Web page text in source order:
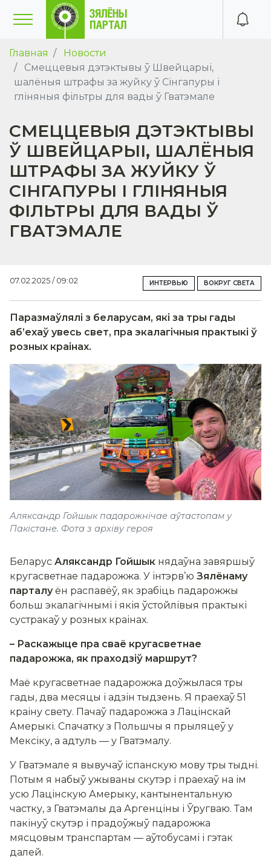
Главная
Новости
Смеццевыя дэтэктывы ў Швейцарыі,
шалёныя штрафы за жуйку ў Сінгапуры і
гліняныя фільтры для вады ў Гватэмале
СМЕЦЦЕВЫЯ ДЭТЭКТЫВЫ
Ў ШВЕЙЦАРЫІ, ШАЛЁНЫЯ
ШТРАФЫ ЗА ЖУЙКУ Ў
СІНГАПУРЫ І ГЛІНЯНЫЯ
ФІЛЬТРЫ ДЛЯ ВАДЫ Ў
ГВАТЭМАЛЕ
07.02.2025 / 09:02 ИНТЕРВЬЮ ВОКРУГ СВЕТА
Паразмаўлялі з беларусам, які за тры гады
аб’ехаў увесь свет, пра экалагічныя практыкі ў
розных краінах.
Аляксандр Гойшык падарожнічае аўтастопам у
Пакістане. Фота з архіву героя
Беларус Аляксандр Гойшык нядаўна завяршыў
кругасветнае падарожжа. У інтэрв’ю Зялёнаму
парталуён распавёў, як зрабіць падарожжы
больш экалагічнымі і якія ўстойлівыя практыкі
сустракаў у розных краінах.
– Раскажыце пра сваё кругасветнае
падарожжа, як праходзіў маршрут?
Маё кругасветнае падарожжа доўжылася тры
гады, два месяцы і адзін тыдзень. Я праехаў 51
краіну свету. Пачаў падарожжа з Лацінскай
Амерыкі. Спачатку з Польшчы я прыляцеў у
Мексіку, а адтуль — у Гватэмалу.
У Гватэмале я вывучаў іспанскую мову тры тыдні.
Потым я набыў ужываны скутэр і праехаў на ім
усю Лацінскую Амерыку, кантынентальную
частку, з Гватэмалы да Аргенціны і Ўругваю. Там
пакінуў скутэр і прадоўжыў падарожжа
мясцовым транспартам — аўтобусамі і гэтак
далей.